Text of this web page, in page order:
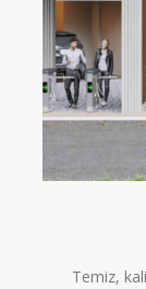
Temiz,